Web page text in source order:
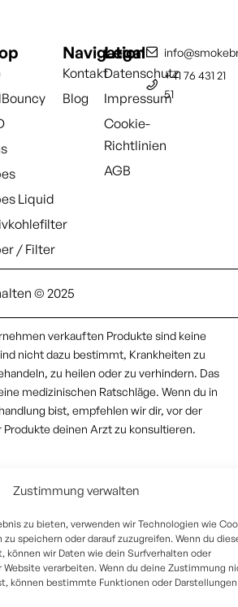
Zustimmung verwalten
zu bieten, verwenden wir Technologien wie
speichern oder darauf zuzugreifen. Wenn du
können wir Daten wie dein Surfverhalten oder
Website verarbeiten. Wenn du deine Zustimmung
können bestimmte Funktionen oder Darstellungen
Liquid
/ Filter
Navigation
Kontakt
Blog
Legal
Datenschutz
Impressum
Cookie-
Richtlinien
AGB
+41 76 431 21
51
© 2025
verkauften Produkte sind keine
nicht dazu bestimmt, Krankheiten zu
zu heilen oder zu verhindern. Das
medizinischen Ratschläge. Wenn du in
bist, empfehlen wir dir, vor der
Produkte deinen Arzt zu konsultieren.